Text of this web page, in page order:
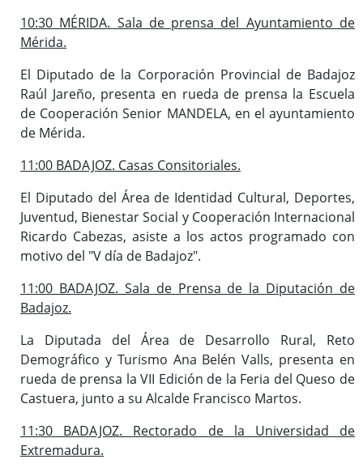
10:30 MÉRIDA. Sala de prensa del Ayuntamiento de
Mérida.
El Diputado de la Corporación Provincial de Badajoz
Raúl Jareño, presenta en rueda de prensa la Escuela
de Cooperación Senior MANDELA, en el ayuntamiento
de Mérida.
11:00 BADAJOZ. Casas Consitoriales.
El Diputado del Área de Identidad Cultural, Deportes,
Juventud, Bienestar Social y Cooperación Internacional
Ricardo Cabezas, asiste a los actos programado con
motivo del "V día de Badajoz".
11:00 BADAJOZ. Sala de Prensa de la Diputación de
Badajoz.
La Diputada del Área de Desarrollo Rural, Reto
Demográfico y Turismo Ana Belén Valls, presenta en
rueda de prensa la VII Edición de la Feria del Queso de
Castuera, junto a su Alcalde Francisco Martos.
11:30 BADAJOZ. Rectorado de la Universidad de
Extremadura.